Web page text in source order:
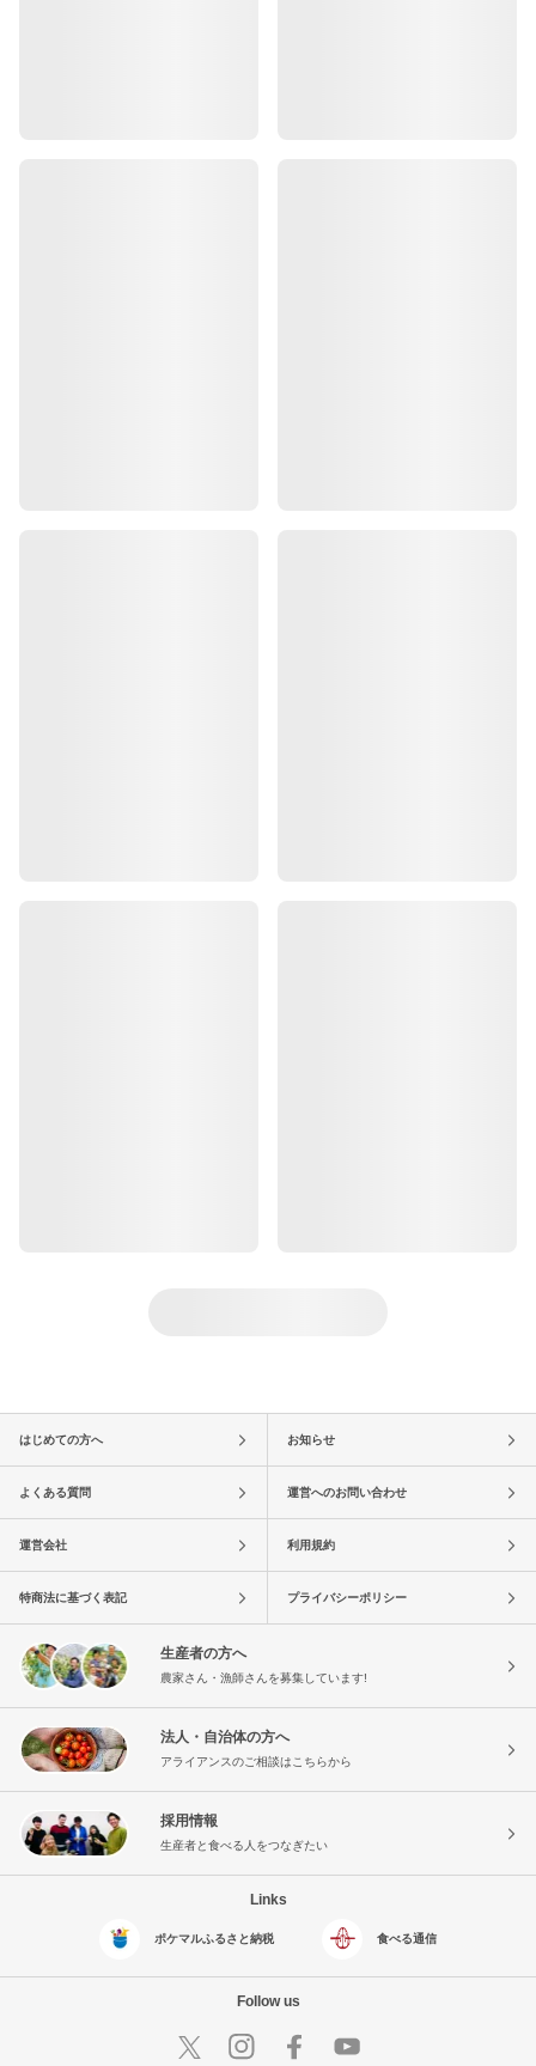
はじめての方へ お知らせ
よくある質問 運営へのお問い合わせ
運営会社 利用規約
特商法に基づく表記 プライバシーポリシー
生産者の方へ
農家さん・漁師さんを募集しています!
法人・自治体の方へ
アライアンスのご相談はこちらから
採用情報
生産者と食べる人をつなぎたい
Links
ポケマルふるさと納税 食べる通信
Follow us